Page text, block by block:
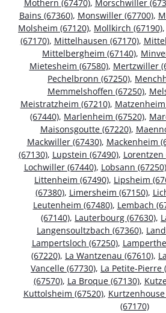
Mothern (67470), Morschwiller
Bains (67360), Monswiller (67700),
Molsheim (67120), Mollkirch (67190),
(67170), Mittelhausen (67170),
Mittelbergheim (67140),
Mietesheim (67580), Mertzwiller
Pechelbronn (67250),
Memmelshoffen (67250),
Meistratzheim (67210),
(67440), Marlenheim (67520),
Maisonsgoutte (67220),
Mackwiller (67430), Mackenheim
(67130), Lupstein (67490), Lorentzen
Lochwiller (67440), Lobsann (67250)
Littenheim (67490), Lipsheim
(67380), Limersheim (67150),
Leutenheim (67480), Lembach
(67140), Lauterbourg (67630),
Langensoultzbach (67360),
Lampertsloch (67250),
(67220), La Wantzenau (67610),
Vancelle (67730), La Petite-Pierre
(67570), La Broque (67130),
Kuttolsheim (67520), Kurtzenhouse
(67170)